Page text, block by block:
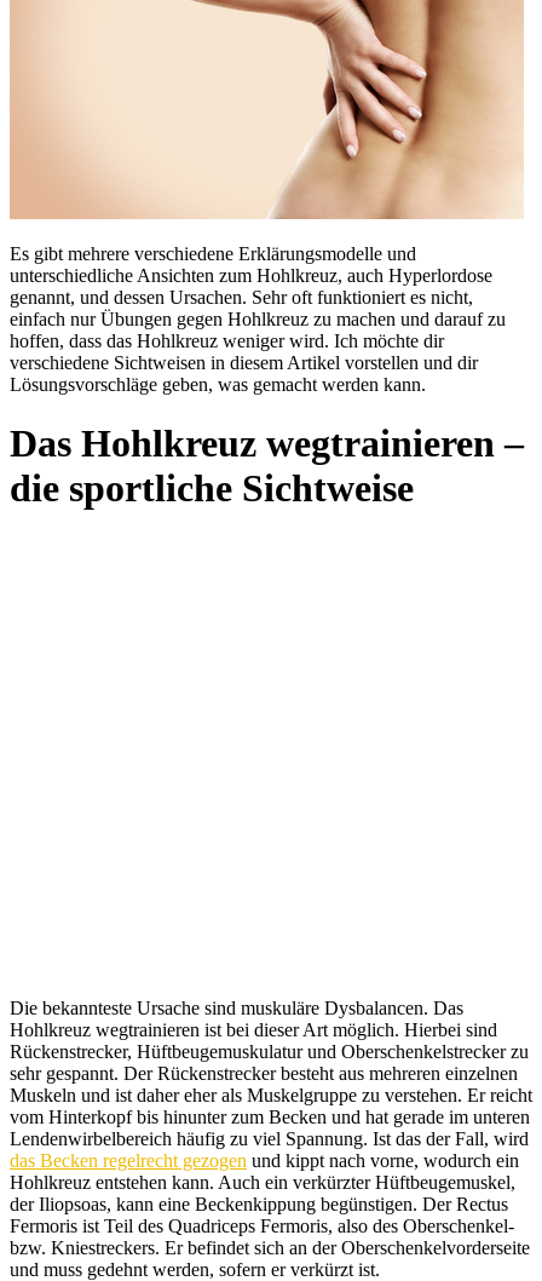
Es gibt mehrere verschiedene Erklärungsmodelle und
unterschiedliche Ansichten zum Hohlkreuz, auch Hyperlordose
genannt, und dessen Ursachen. Sehr oft funktioniert es nicht,
einfach nur Übungen gegen Hohlkreuz zu machen und darauf zu
hoffen, dass das Hohlkreuz weniger wird. Ich möchte dir
verschiedene Sichtweisen in diesem Artikel vorstellen und dir
Lösungsvorschläge geben, was gemacht werden kann.
Das Hohlkreuz wegtrainieren –
die sportliche Sichtweise
Die bekannteste Ursache sind muskuläre Dysbalancen. Das
Hohlkreuz wegtrainieren ist bei dieser Art möglich. Hierbei sind
Rückenstrecker, Hüftbeugemuskulatur und Oberschenkelstrecker zu
sehr gespannt. Der Rückenstrecker besteht aus mehreren einzelnen
Muskeln und ist daher eher als Muskelgruppe zu verstehen. Er reicht
vom Hinterkopf bis hinunter zum Becken und hat gerade im unteren
Lendenwirbelbereich häufig zu viel Spannung. Ist das der Fall, wird
das Becken regelrecht gezogen und kippt nach vorne, wodurch ein
Hohlkreuz entstehen kann. Auch ein verkürzter Hüftbeugemuskel,
der Iliopsoas, kann eine Beckenkippung begünstigen. Der Rectus
Fermoris ist Teil des Quadriceps Fermoris, also des Oberschenkel-
bzw. Kniestreckers. Er befindet sich an der Oberschenkelvorderseite
und muss gedehnt werden, sofern er verkürzt ist.